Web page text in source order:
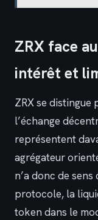
ZRX face
intérêt et
ZRX se
l’échange
représentent
agrégateur
n’a donc de sens
protocole, la
token dans le